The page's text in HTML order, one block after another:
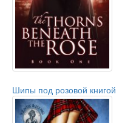
Шипы под розовой книгой